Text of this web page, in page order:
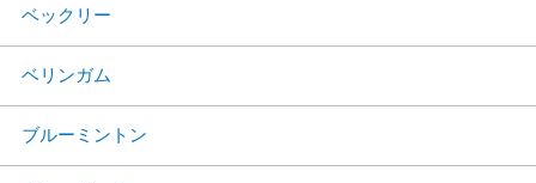
ベックリー
ベリンガム
ブルーミントン